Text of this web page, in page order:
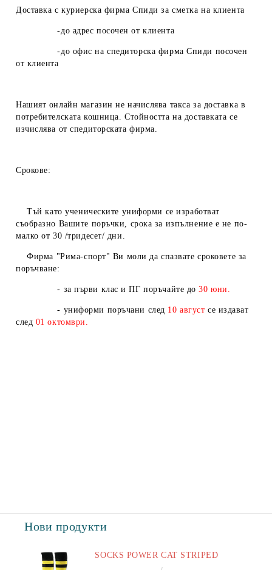
Доставка с куриерска фирма Спиди за сметка на клиента
-до адрес посочен от клиента
-до офис на спедиторска фирма Спиди посочен
от клиента
Нашият онлайн магазин не начислява такса за доставка в
потребителската кошница. Стойността на доставката се
изчислява от спедиторската фирма.
Срокове:
Тъй като ученическите униформи се изработват
съобразно Вашите поръчки, срока за изпълнение е не по-
малко от 30 /тридесет/ дни.
Фирма "Рима-спорт" Ви моли да спазвате сроковете за
поръчване:
- за първи клас и ПГ поръчайте до30 юни.
- униформи поръчани след 10 август се издават
след 01 октомври.
Нови продукти
SOCKS POWER CAT STRIPED